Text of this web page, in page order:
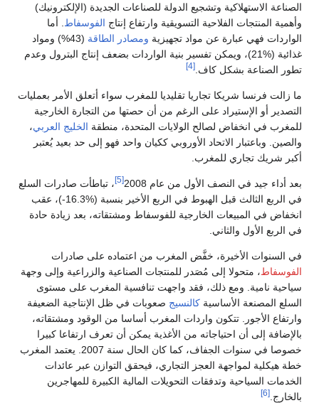
الصناعة الاستهلاكية وتشجيع الدولة للصناعات الجديدة (الإلكترونيك)
وأهمية المنتجات الفلاحية التسويقية وارتفاع إنتاج الفوسفاط . أما
الواردات فهي عبارة عن مواد تجهيزية ومصادر الطاقة
(43%) ومواد
غذائية (%21)، ويمكن تفسير بنية الواردات بضعف إنتاج البترول وعدم
تطور الصناعة بشكل كاف. [4]
ما زالت فرنسا شريكا تجاريا تقليديا للمغرب سواء أتعلق الأمر بعمليات
التصدير أو الإستيراد على الرغم من أن حصتها من التجارة الخارجية
للمغرب في انخفاض لصالح الولايات المتحدة، منطقة الخليج العربي،
والصين. وباعتبار الاتحاد الأوروبي ككيان واحد فهو إلى حد بعيد يُعتبر
أكبر شريك تجاري للمغرب.
بعد أداء جيد في النصف الأول من عام 2008 [5]
، تباطأت صادرات السلع
في الربع الثالث قبل الهبوط في الربع الأخير بنسبة (%16.3-)، عقب
انخفاض في المبيعات الخارجية للفوسفاط ومشتقاته، بعد زيادة حادة
في الربع الأول والثاني.
في السنوات الأخيرة، خفَّض المغرب من اعتماده على صادرات
الفوسفاط، متحولا إلى مُصَدر للمنتجات الصناعية والزراعية وإلى وجهة
سياحية نامية. ومع ذلك، فقد واجهت تنافسية المغرب على مستوى
السلع المصنعة الأساسية كالنسيج صعوبات في ظل الإنتاجية الضعيفة
وارتفاع الأجور. تتكون واردات المغرب أساسا من الوقود ومشتقاته،
بالإضافة إلى أن احتياجاته من الأغذية يمكن أن تعرف ارتفاعا كبيرا
خصوصا في سنوات الجفاف، كما كان الحال سنة 2007. يعتمد المغرب
خطة هيكلية لمواجهة العجز التجاري، فيحقق التوازن عبر عائدات
الخدمات السياحية وتدفقات التحويلات المالية الكبيرة للمهاجرين
بالخارج. [6]